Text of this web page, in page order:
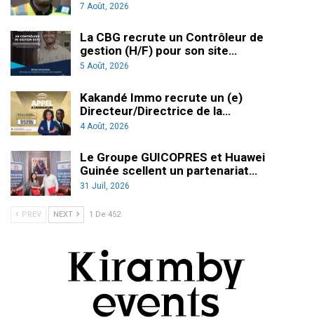
7 Août, 2026
La CBG recrute un Contrôleur de
gestion (H/F) pour son site…
5 Août, 2026
Kakandé Immo recrute un (e)
Directeur/Directrice de la…
4 Août, 2026
Le Groupe GUICOPRES et Huawei
Guinée scellent un partenariat…
31 Juil, 2026
PREV NEXT 1 De 452